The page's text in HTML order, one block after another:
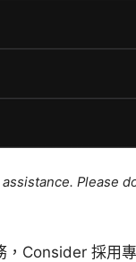
Please
，Consider 採用